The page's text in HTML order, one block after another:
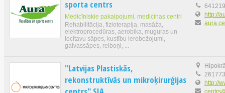
sporta centrs
Medicīniskie pakalpojumi, medicīnas centri
Rehabilitācija, fizioterapija, masāža,
elektroprocedūras, aerobika, muguras un
locītavu sāpes, kustību ierobežojumi,
galvassāpes, reiboņi, ...
http://
"Latvijas Plastiskās,
rekonstruktīvās un mikroķirurģijas
http://